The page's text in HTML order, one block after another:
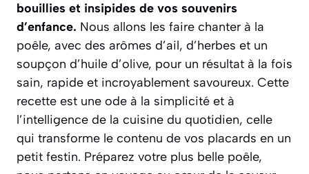
bouillies et insipides de vos souvenirs
d’enfance. Nous allons les faire chanter à la
poêle, avec des arômes d’ail, d’herbes et un
soupçon d’huile d’olive, pour un résultat à la fois
sain, rapide et incroyablement savoureux. Cette
recette est une ode à la simplicité et à
l’intelligence de la cuisine du quotidien, celle
qui transforme le contenu de vos placards en un
petit festin. Préparez votre plus belle poêle,